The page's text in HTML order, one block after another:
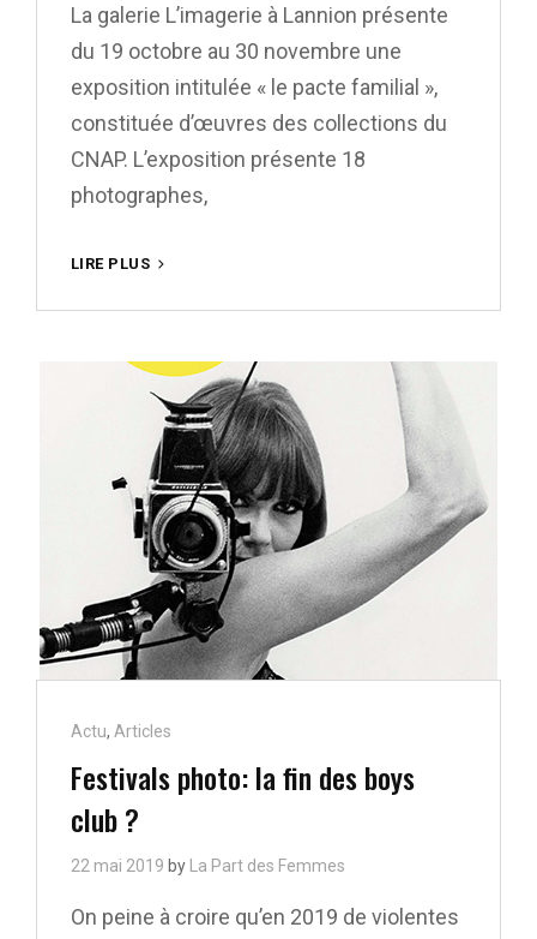
La galerie L’imagerie à Lannion présente
du 19 octobre au 30 novembre une
exposition intitulée « le pacte familial »,
constituée d’œuvres des collections du
CNAP. L’exposition présente 18
photographes,
LIRE PLUS
FAMILLE
Cat
Links
Actu, Articles
Festivals photo: la fin des boys
club ?
22 mai 2019 by La Part des Femmes
On peine à croire qu’en 2019 de violentes